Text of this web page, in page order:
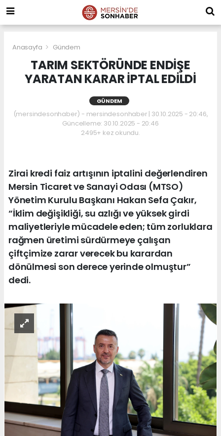
Anasayfa Gündem
TARIM SEKTÖRÜNDE ENDİŞE
YARATAN KARAR İPTAL EDİLDİ
GÜNDEM
(mersindesonhaber) - mersindesonhaber | 30.10.2025 - 20:46,
Güncelleme: 30.10.2025 - 20:46
2495+ kez okundu.
Zirai kredi faiz artışının iptalini değerlendiren
Mersin Ticaret ve Sanayi Odası (MTSO)
Yönetim Kurulu Başkanı Hakan Sefa Çakır,
“İklim değişikliği, su azlığı ve yüksek girdi
maliyetleriyle mücadele eden; tüm zorluklara
rağmen üretimi sürdürmeye çalışan
çiftçimize zarar verecek bu karardan
dönülmesi son derece yerinde olmuştur”
dedi.